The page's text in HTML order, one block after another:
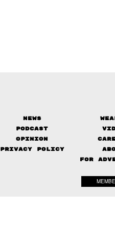
News
Podcast
Opinion
Privacy Policy
FOR